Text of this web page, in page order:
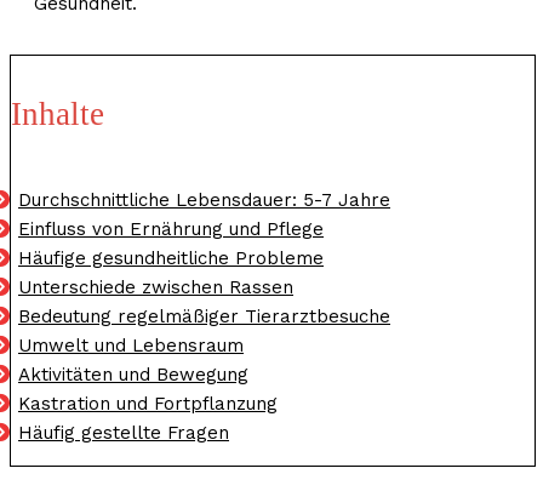
Inhalte
Durchschnittliche Lebensdauer: 5-7 Jahre
Einfluss von Ernährung und Pflege
Häufige gesundheitliche Probleme
Unterschiede zwischen Rassen
Bedeutung regelmäßiger Tierarztbesuche
Umwelt und Lebensraum
Aktivitäten und Bewegung
Kastration und Fortpflanzung
Häufig gestellte Fragen